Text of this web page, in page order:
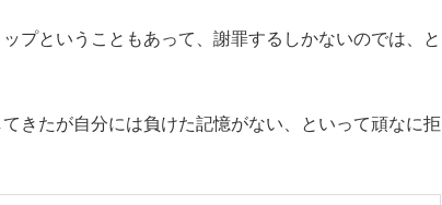
プということもあって、謝罪するしかないのでは、と
きたが自分には負けた記憶がない、といって頑なに拒